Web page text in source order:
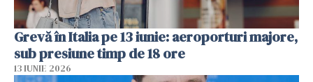
Grevă în Italia pe 13 iunie: aeroporturi majore,
sub presiune timp de 18 ore
13 IUNIE 2026